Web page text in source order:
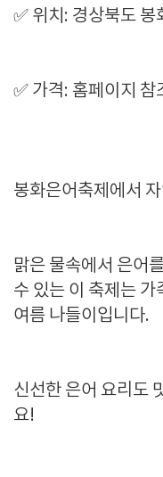
✅ 위치: 경상북도 봉
✅ 가격: 홈페이지 참
봉화은어축제에서
맑은 물속에서 은어
수 있는 이 축제는
여름 나들이입니다.
신선한 은어 요리도
요!